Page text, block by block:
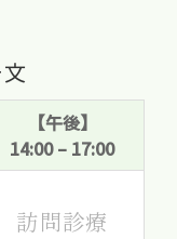
【午後】
14:00 – 17:00
訪問診療